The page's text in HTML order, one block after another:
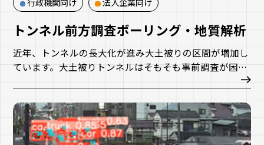
トンネル前方調査ボーリング・地質解析
近年、トンネルの長大化が進み大土被りの区間が増加し
ています。大土被りトンネルはそもそも事前調査が困難
な領域が多く、他の土木工事と比較しても、地質の不確
ます。本サービスはトンネル施工と並行して長尺の前方
調査を行うことにより、従来よりも更に設計・施工に効
率的な地質調査を提供します。